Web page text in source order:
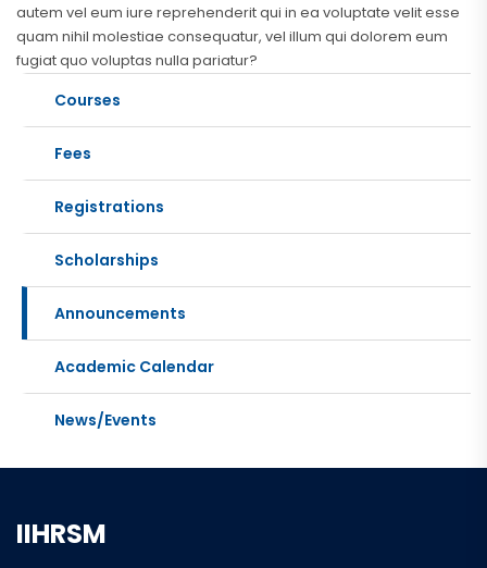
autem vel eum iure reprehenderit qui in ea voluptate velit esse
quam nihil molestiae consequatur, vel illum qui dolorem eum
fugiat quo voluptas nulla pariatur?
Courses
Fees
Registrations
Scholarships
Announcements
Academic Calendar
News/Events
IIHRSM